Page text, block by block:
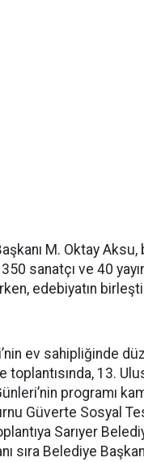
M. Oktay Aksu,
sanatçı ve 40
edebiyatın
ev sahipliğinde
toplantısında, 13.
programı
Güverte Sosyal
Sarıyer
sıra Belediye Başkan